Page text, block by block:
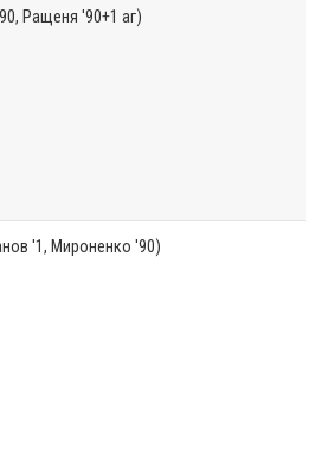
Ращеня '90+1 аг)
'1, Мироненко '90)